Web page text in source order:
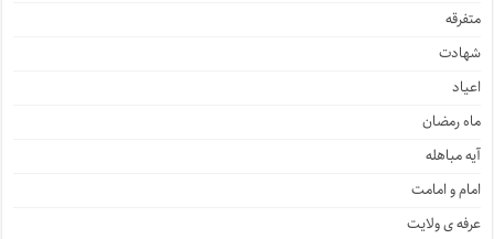
متفرقه
شهادت
اعیاد
ماه رمضان
آیه مباهله
امام و امامت
عرفه ی ولایت